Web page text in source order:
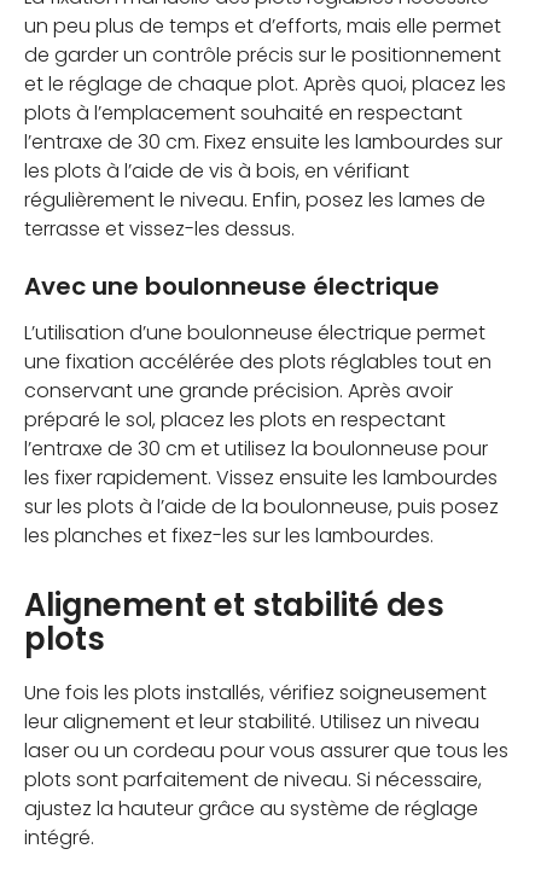
un peu plus de temps et d’efforts, mais elle permet
de garder un contrôle précis sur le positionnement
et le réglage de chaque plot. Après quoi, placez les
plots à l’emplacement souhaité en respectant
l’entraxe de 30 cm. Fixez ensuite les lambourdes sur
les plots à l’aide de vis à bois, en vérifiant
régulièrement le niveau. Enfin, posez les lames de
terrasse et vissez-les dessus.
Avec une boulonneuse électrique
L’utilisation d’une boulonneuse électrique permet
une fixation accélérée des plots réglables tout en
conservant une grande précision. Après avoir
préparé le sol, placez les plots en respectant
l’entraxe de 30 cm et utilisez la boulonneuse pour
les fixer rapidement. Vissez ensuite les lambourdes
sur les plots à l’aide de la boulonneuse, puis posez
les planches et fixez-les sur les lambourdes.
Alignement et stabilité des
plots
Une fois les plots installés, vérifiez soigneusement
leur alignement et leur stabilité. Utilisez un niveau
laser ou un cordeau pour vous assurer que tous les
plots sont parfaitement de niveau. Si nécessaire,
ajustez la hauteur grâce au système de réglage
intégré.